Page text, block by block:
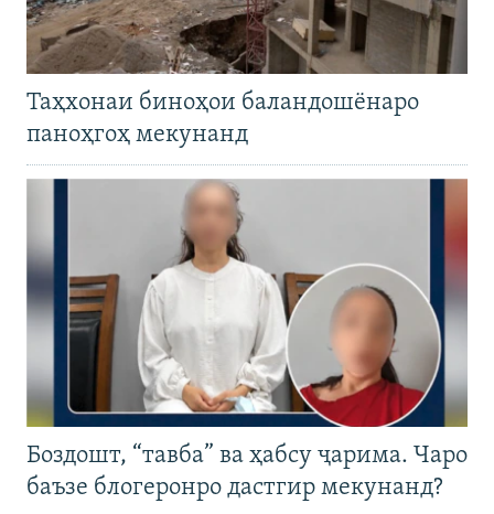
Таҳхонаи биноҳои баландошёнаро
паноҳгоҳ мекунанд
Боздошт, “тавба” ва ҳабсу ҷарима. Чаро
баъзе блогеронро дастгир мекунанд?